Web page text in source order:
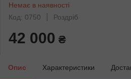
Немає в наявності
Код: 0750
Роздріб
42 000 ₴
Опис Характеристики